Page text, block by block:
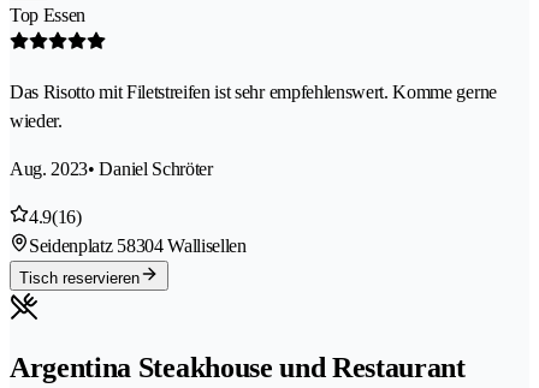
Top Essen
Das Risotto mit Filetstreifen ist sehr empfehlenswert. Komme gerne
wieder.
Aug. 2023• Daniel Schröter
4.9(16)
Seidenplatz 58304 Wallisellen
Tisch reservieren
Argentina Steakhouse und Restaurant